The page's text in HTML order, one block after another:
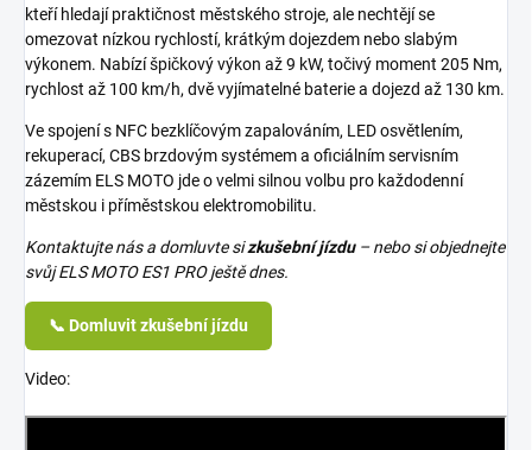
kteří hledají praktičnost městského stroje, ale nechtějí se
omezovat nízkou rychlostí, krátkým dojezdem nebo slabým
výkonem. Nabízí špičkový výkon až9 kW, točivý moment 205 Nm,
rychlost až 100 km/h, dvě vyjímatelné baterie a dojezd až 130 km.
Ve spojení s NFC bezklíčovým zapalováním, LED osvětlením,
rekuperací, CBS brzdovým systémem a oficiálním servisním
zázemím ELS MOTO jde o velmi silnou volbu pro každodenní
městskou i příměstskou elektromobilitu.
Kontaktujte nás a domluvte sizkušební jízdu– nebo si objednejte
svůj ELS MOTO ES1 PRO ještě dnes.
📞 Domluvit zkušební jízdu
Video: